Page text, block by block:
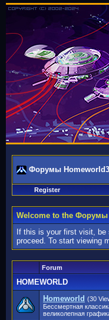
Форумы
Register
Welcome to the Форумы
If this is your first visit,
proceed. To start viewing
Forum
HOMEWORLD
Homeworld (30
Бессмертная
великолепная